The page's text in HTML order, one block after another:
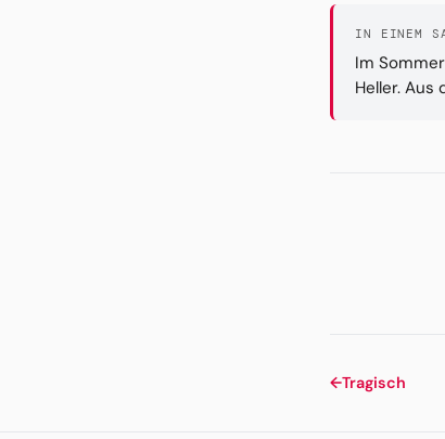
IN EINEM
Im
Heller.
←Tragisch